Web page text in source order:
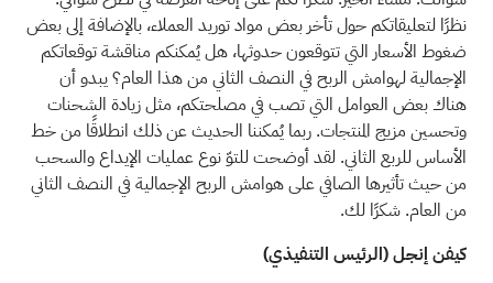
نظرًا لتعليقاتكم حول تأخر بعض مواد توريد العملاء، بالإضافة إلى بعض
ضغوط الأسعار التي تتوقعون حدوثها، هل يُمكنكم مناقشة توقعاتكم
الإجمالية لهوامش الربح في النصف الثاني من هذا العام؟ يبدو أن
هناك بعض العوامل التي تصب في مصلحتكم، مثل زيادة الشحنات
وتحسين مزيج المنتجات. ربما يُمكننا الحديث عن ذلك انطلاقًا من خط
الأساس للربع الثاني. لقد أوضحت للتوّ نوع عمليات الإيداع والسحب
من حيث تأثيرها الصافي على هوامش الربح الإجمالية في النصف الثاني
من العام. شكرًا لك.
كيفن إنجل (الرئيس التنفيذي)